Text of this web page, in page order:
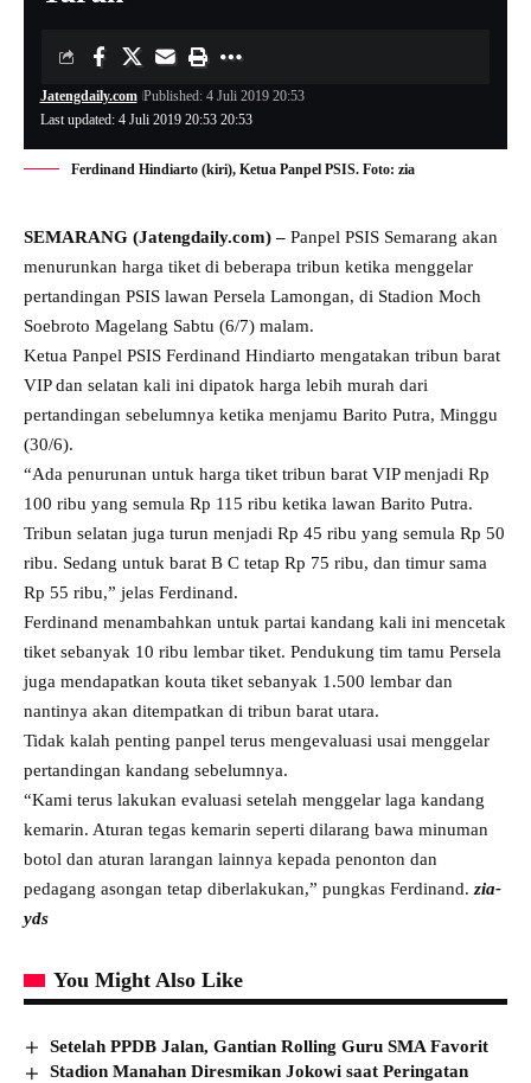
Last updated: 4 Juli 2019 20:53 20:53
Jatengdaily.com Published: 4 Juli 2019 20:53
Ferdinand Hindiarto (kiri), Ketua Panpel PSIS. Foto: zia
SEMARANG (Jatengdaily.com) – Panpel PSIS Semarang akan
menurunkan harga tiket di beberapa tribun ketika menggelar
pertandingan PSIS lawan Persela Lamongan, di Stadion Moch
Soebroto Magelang Sabtu (6/7) malam.
Ketua Panpel PSIS Ferdinand Hindiarto mengatakan tribun barat
VIP dan selatan kali ini dipatok harga lebih murah dari
pertandingan sebelumnya ketika menjamu Barito Putra, Minggu
(30/6).
“Ada penurunan untuk harga tiket tribun barat VIP menjadi Rp
100 ribu yang semula Rp 115 ribu ketika lawan Barito Putra.
Tribun selatan juga turun menjadi Rp 45 ribu yang semula Rp 50
ribu. Sedang untuk barat B C tetap Rp 75 ribu, dan timur sama
Rp 55 ribu,” jelas Ferdinand.
Ferdinand menambahkan untuk partai kandang kali ini mencetak
tiket sebanyak 10 ribu lembar tiket. Pendukung tim tamu Persela
juga mendapatkan kouta tiket sebanyak 1.500 lembar dan
nantinya akan ditempatkan di tribun barat utara.
Tidak kalah penting panpel terus mengevaluasi usai menggelar
pertandingan kandang sebelumnya.
“Kami terus lakukan evaluasi setelah menggelar laga kandang
kemarin. Aturan tegas kemarin seperti dilarang bawa minuman
botol dan aturan larangan lainnya kepada penonton dan
pedagang asongan tetap diberlakukan,” pungkas Ferdinand. zia-
yds
You Might Also Like
Setelah PPDB Jalan, Gantian Rolling Guru SMA Favorit
Stadion Manahan Diresmikan Jokowi saat Peringatan